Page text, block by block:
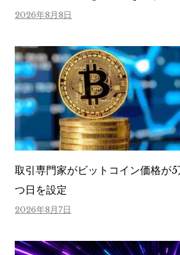
2026年8月8日
取引専門家がビットコイン価格が
つ日を設定
2026年8月7日